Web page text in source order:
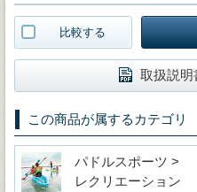
比較する
取扱説明
この商品が属するカテゴリ
パドルスポーツ >
レクリエーション